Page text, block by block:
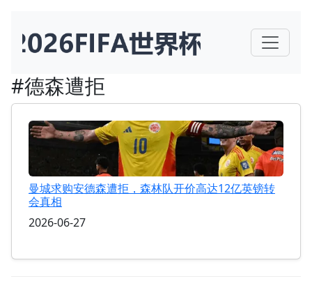
#德森遭拒
曼城求购安德森遭拒，森林队开价高达12亿英镑转
会真相
2026-06-27